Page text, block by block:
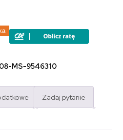
MS-9546310
Zadaj pytanie